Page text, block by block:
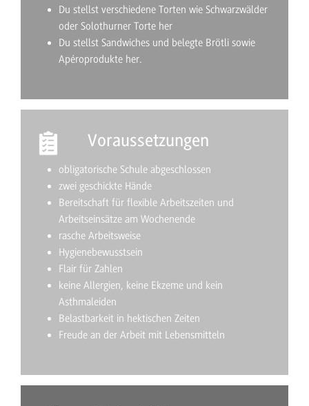
Du stellst verschiedene Torten wie Schwarzwälder
oder Solothurner Torte her
Du stellst Sandwiches und belegte Brötli sowie
Apéroprodukte her.
Voraussetzungen
obligatorische Schule abgeschlossen
zwei geschickte Hände
Bereitschaft für flexible Arbeitszeiten und
Arbeitseinsätze am Wochenende
rasche Arbeitsweise
Hygienebewusstsein
Flair für Zahlen
keine Allergien, keine Ekzeme und kein
Asthmaleiden
Belastbarkeit in hektischen Zeiten
Freude an der Arbeit mit Lebensmitteln